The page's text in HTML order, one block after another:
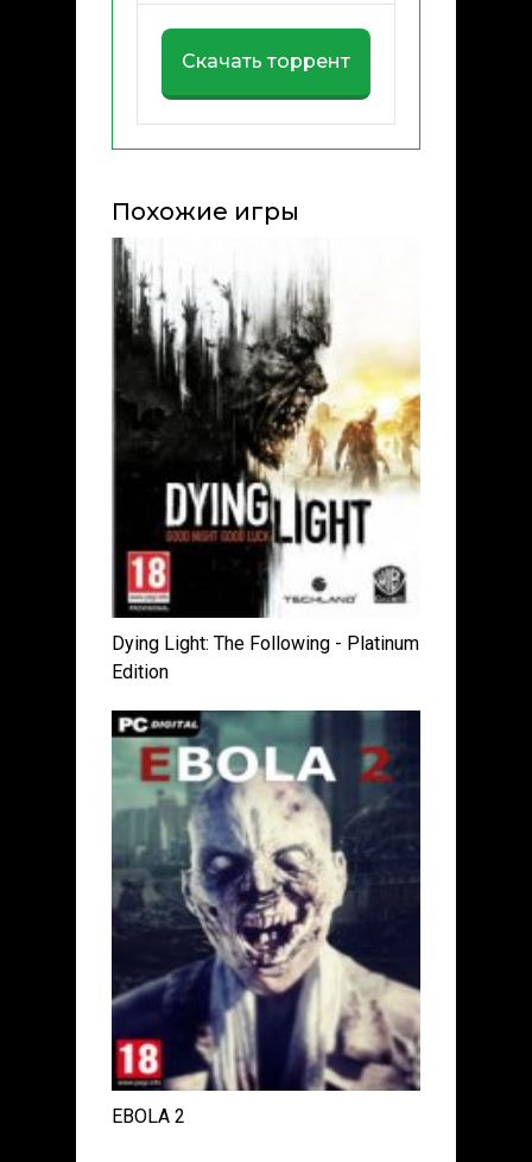
Скачать торрент
Похожие игры
Dying Light: The Following - Platinum
Edition
EBOLA 2